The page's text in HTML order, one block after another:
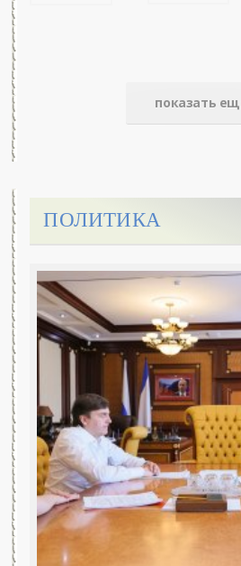
показать
ПОЛИТИКА